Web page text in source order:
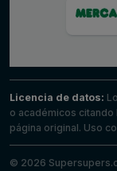
Licencia de datos:
o académicos citando
página original. Uso
© 2026